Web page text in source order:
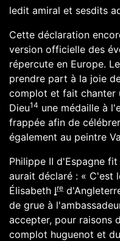
ledit amiral et sesdits
Cette déclaration
version officielle des
répercute en Europe.
prendre part à la joie
complot et fait chanter
Dieu14 une médaille à
frappée afin de
également au peintre
Philippe II d'Espagne fit
aurait déclaré : « C'est
Élisabeth Ire
de grue à
accepter, pour raisons
complot huguenot et